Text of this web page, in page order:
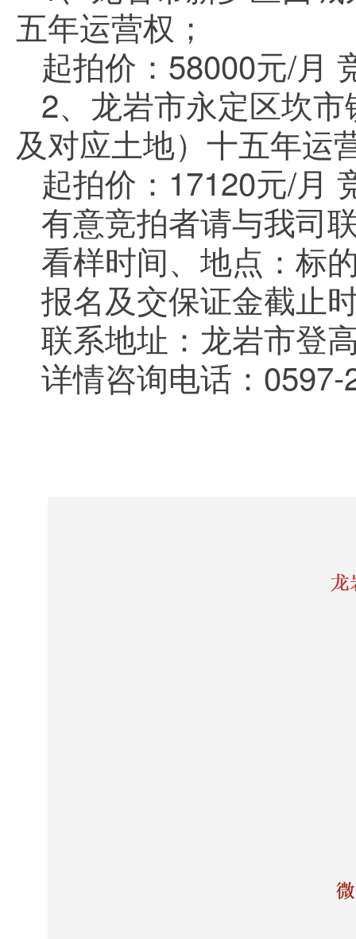
五年运营权 ；
起拍价： 58000元/月
2、 龙岩市永定区坎
及对应土地）十五年运
起拍价： 17120元/月
有意竞拍者请与我司
看样时间、地点：标
报名及交保证金截止
联系地址：龙岩市登
详情咨询电话：